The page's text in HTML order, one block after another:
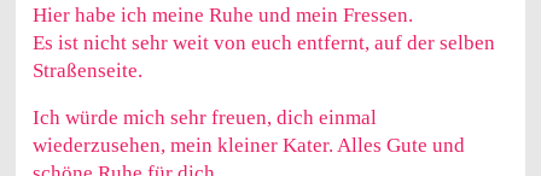
Hier habe ich meine Ruhe und mein Fressen.
Es ist nicht sehr weit von euch entfernt, auf der selben
Straßenseite.
Ich würde mich sehr freuen, dich einmal
wiederzusehen, mein kleiner Kater. Alles Gute und